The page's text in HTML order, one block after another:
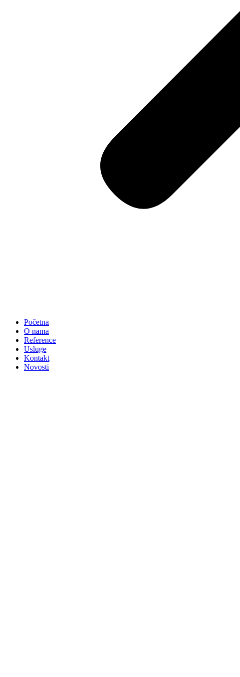
Početna
O nama
Reference
Usluge
Kontakt
Novosti